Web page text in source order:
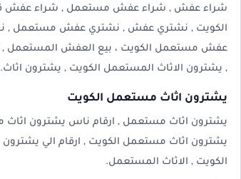
شراء عفش , شراء عفش مستعمل , شراء عفش
الكويت , نشتري عفش , نشتري عفش مستعمل ,
عفش مستعمل الكويت ، بيع العفش المستعمل
, يشترون الاثاث المستعمل الكويت , يشترون اثاث.
يشترون اثاث مستعمل الكويت
يشترون اثاث مستعمل , ارقام ناس يشترون اثاث
يشترون اثاث مستعمل الكويت , ارقام الي
الكويت , الاثاث المستعمل.